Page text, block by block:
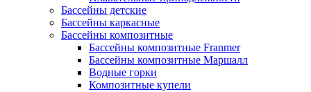
Бассейны детские
Бассейны каркасные
Бассейны композитные
Бассейны композитные Franmer
Бассейны композитные Маршалл
Водные горки
Композитные купели